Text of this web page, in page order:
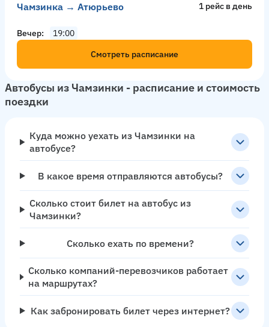
Чамзинка → Атюрьево 1 рейс в день
Вечер
19:00
Смотреть расписание
Автобусы из Чамзинки - расписание и стоимость
поездки
Куда можно уехать из Чамзинки на
автобусе?
В какое время отправляются автобусы?
Сколько стоит билет на автобус из
Чамзинки?
Сколько ехать по времени?
Сколько компаний-перевозчиков работает
на маршрутах?
Как забронировать билет через интернет?